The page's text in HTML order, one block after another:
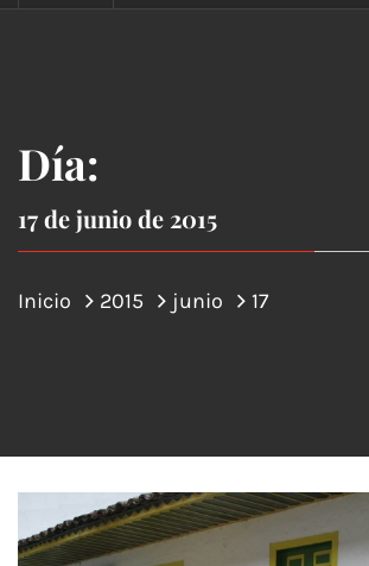
Día:
17 de junio de 2015
Inicio 2015 junio 17